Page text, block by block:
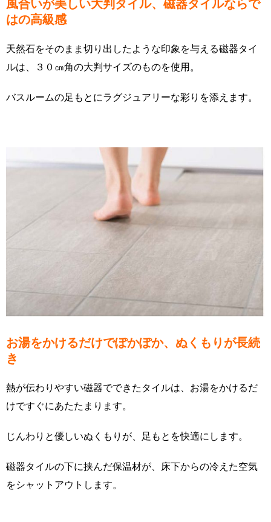
風合いが美しい大判タイル、磁器タイルならで
はの高級感
天然石をそのまま切り出したような印象を与える磁器タイ
ルは、３０㎝角の大判サイズのものを使用。
バスルームの足もとにラグジュアリーな彩りを添えます。
お湯をかけるだけでぽかぽか、ぬくもりが長続
き
熱が伝わりやすい磁器でできたタイルは、お湯をかけるだ
けですぐにあたたまります。
じんわりと優しいぬくもりが、足もとを快適にします。
磁器タイルの下に挟んだ保温材が、床下からの冷えた空気
をシャットアウトします。